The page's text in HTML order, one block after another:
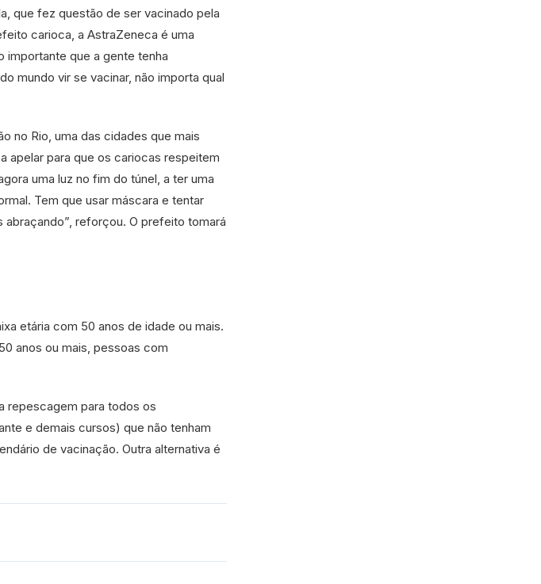
que fez questão de ser vacinado pela
carioca, a AstraZeneca é uma
importante que a gente tenha
mundo vir se vacinar, não importa qual
no Rio, uma das cidades que mais
apelar para que os cariocas respeitem
uma luz no fim do túnel, a ter uma
Tem que usar máscara e tentar
reforçou. O prefeito tomará
etária com 50 anos de idade ou mais.
anos ou mais, pessoas com
repescagem para todos os
e demais cursos) que não tenham
de vacinação. Outra alternativa é